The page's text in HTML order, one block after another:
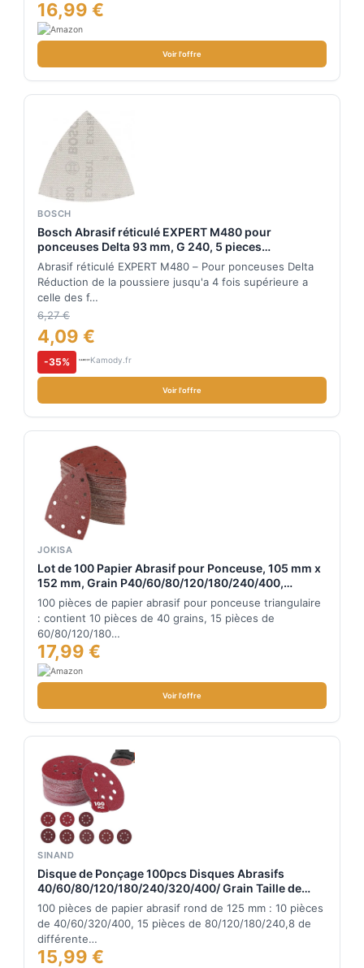
16,99 €
Voir l'offre
BOSCH
Bosch Abrasif réticulé EXPERT M480 pour
ponceuses Delta 93 mm, G 240, 5 pieces
2608900722
Abrasif réticulé EXPERT M480 – Pour ponceuses Delta
Réduction de la poussiere jusqu'a 4 fois supérieure a
celle des f…
6,27 €
4,09 €
-35% Kamody.fr
Voir l'offre
JOKISA
Lot de 100 Papier Abrasif pour Ponceuse, 105 mm x
152 mm, Grain P40/60/80/120/180/240/400,
Triangles de Ponçage pour Bosch PSM 100A, PSM
160, PSM 200 AES, PSM 18, PDA 180, PSM 160 A
100 pièces de papier abrasif pour ponceuse triangulaire
: contient 10 pièces de 40 grains, 15 pièces de
60/80/120/180…
17,99 €
Voir l'offre
SINAND
Disque de Ponçage 100pcs Disques Abrasifs
40/60/80/120/180/240/320/400/ Grain Taille de
125mm Idéal pour Poncer/Polir/Dérouiller, Meule d
angle
100 pièces de papier abrasif rond de 125 mm : 10 pièces
de 40/60/320/400, 15 pièces de 80/120/180/240,8 de
différente…
15,99 €